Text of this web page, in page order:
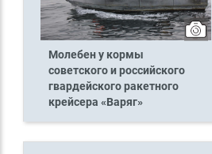
Молебен у кормы
советского и российского
гвардейского ракетного
крейсера «Варяг»